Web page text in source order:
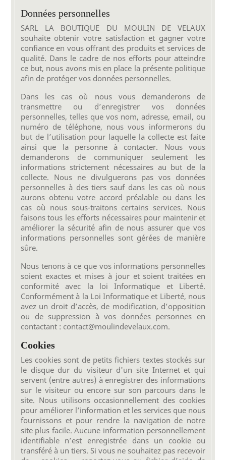
Données personnelles
SARL LA BOUTIQUE DU MOULIN DE VELAUX
souhaite obtenir votre satisfaction et gagner votre
confiance en vous offrant des produits et services de
qualité. Dans le cadre de nos efforts pour atteindre
ce but, nous avons mis en place la présente politique
afin de protéger vos données personnelles.
Dans les cas où nous vous demanderons de
transmettre ou d’enregistrer vos données
personnelles, telles que vos nom, adresse, email, ou
numéro de téléphone, nous vous informerons du
but de l’utilisation pour laquelle la collecte est faite
ainsi que la personne à contacter. Nous vous
demanderons de communiquer seulement les
informations strictement nécessaires au but de la
collecte. Nous ne divulguerons pas vos données
personnelles à des tiers sauf dans les cas où nous
aurons obtenu votre accord préalable ou dans les
cas où nous sous-traitons certains services. Nous
faisons tous les efforts nécessaires pour maintenir et
améliorer la sécurité afin de nous assurer que vos
informations personnelles sont gérées de manière
sûre.
Nous tenons à ce que vos informations personnelles
soient exactes et mises à jour et soient traitées en
conformité avec la loi Informatique et Liberté.
Conformément à la Loi Informatique et Liberté, nous
avez un droit d’accès, de modification, d’opposition
ou de suppression à vos données personnes en
contactant : contact@moulindevelaux.com.
Cookies
Les cookies sont de petits fichiers textes stockés sur
le disque dur du visiteur d'un site Internet et qui
servent (entre autres) à enregistrer des informations
sur le visiteur ou encore sur son parcours dans le
site. Nous utilisons occasionnellement des cookies
pour améliorer l’information et les services que nous
fournissons et pour rendre la navigation de notre
site plus facile. Aucune information personnellement
identifiable n’est enregistrée dans un cookie ou
transféré à un tiers. Si vous ne souhaitez pas recevoir